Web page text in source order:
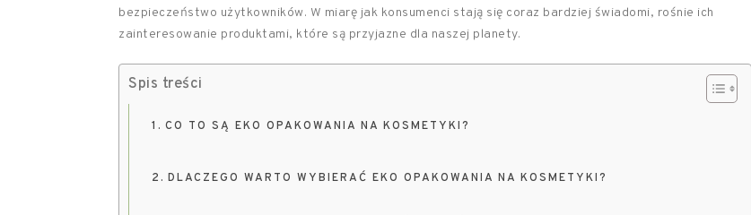
bezpieczeństwo użytkowników. W miarę jak konsumenci stają się coraz bardziej świadomi, rośnie ich
zainteresowanie produktami, które są przyjazne dla naszej planety.
Spis treści
CO TO SĄ EKO OPAKOWANIA NA KOSMETYKI?
DLACZEGO WARTO WYBIERAĆ EKO OPAKOWANIA NA KOSMETYKI?